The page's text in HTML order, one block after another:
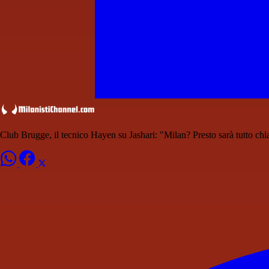
Club Brugge, il tecnico Hayen su Jashari: "Milan? Presto sarà tutto